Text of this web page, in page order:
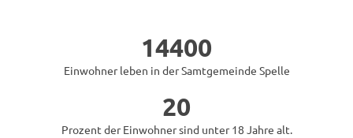
14400
Einwohner leben in der Samtgemeinde Spelle
20
Prozent der Einwohner sind unter 18 Jahre alt.